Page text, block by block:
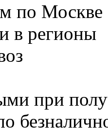
по Москве
в регионы
при